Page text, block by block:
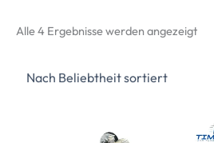
Alle 4 Ergebnisse werden angezeigt